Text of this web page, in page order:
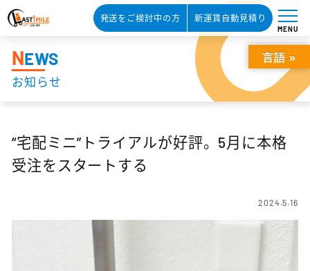
発送をご検討中の方 新運賃自動見積り
MENU
NEWS
お知らせ
“宅配ミニ”トライアルが好評。5月に本格
受注をスタートする
2024.5.16
言語 »